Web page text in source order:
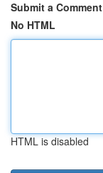
Submit a Comment
No HTML
HTML is disabled